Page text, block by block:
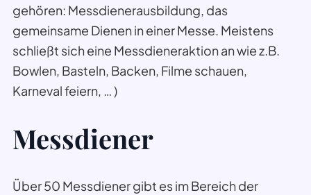
gehören: Messdienerausbildung, das
gemeinsame Dienen in einer Messe. Meistens
schließt sich eine Messdieneraktion an wie z.B.
Bowlen, Basteln, Backen, Filme schauen,
Karneval feiern, … )
Messdiener
Über 50 Messdiener gibt es im Bereich der